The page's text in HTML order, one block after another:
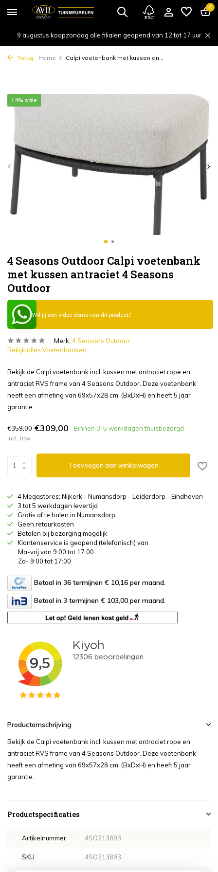
0
9 augustus koopzondag alle filialen geopend van 12 tot 17 uur
Terug Home Calpi voetenbank met kussen an...
4 Seasons Outdoor Calpi voetenbank
met kussen antraciet 4 Seasons
Outdoor
14% sale
Wil jij een video demo van dit product?
Merk: 4 Seasons Outdoor
Bekijk alles Voetenbanken
Bekijk de Calpi voetenbank incl. kussen met antraciet rope en
antraciet RVS frame van 4 Seasons Outdoor. Deze voetenbank
heeft een afmeting van 69x57x28 cm. (BxDxH) en heeft 5 jaar
garantie.
€359,00 €309,00 Binnen 3-5 werkdagen thuisbezorgd
Incl. btw
Toevoegen aan winkelwagen
4 Megastores: Nijkerk - Numansdorp - Leiderdorp - Eindhoven
3 tot 5 werkdagen levertijd
Gratis af te halen in Numansdorp
Geen retourkosten
Betalen bij bezorging mogelijk
Klantenservice is geopend (telefonisch) van
Ma-vrij van 9:00 tot 17:00
Za- 9:00 tot 17:00
Betaal in 36 termijnen € 10,16 per maand.
Betaal in 3 termijnen € 103,00 per maand.
Productomschrijving
Bekijk de Calpi voetenbank incl. kussen met antraciet rope en
antraciet RVS frame van 4 Seasons Outdoor. Deze voetenbank
heeft een afmeting van 69x57x28 cm. (BxDxH) en heeft 5 jaar
garantie.
Productspecificaties
Artikelnummer 4SO213893
SKU 4SO213893